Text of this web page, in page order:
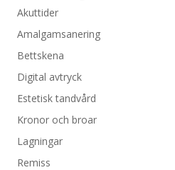
Akuttider
Amalgamsanering
Bettskena
Digital avtryck
Estetisk tandvård
Kronor och broar
Lagningar
Remiss